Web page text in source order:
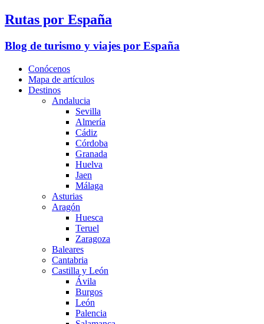
Rutas por España
Blog de turismo y viajes por España
Conócenos
Mapa de artículos
Destinos
Andalucia
Sevilla
Almería
Cádiz
Córdoba
Granada
Huelva
Jaen
Málaga
Asturias
Aragón
Huesca
Teruel
Zaragoza
Baleares
Cantabria
Castilla y León
Ávila
Burgos
León
Palencia